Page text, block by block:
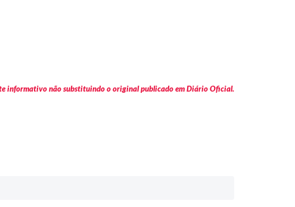
informativo não substituindo o original publicado em Diário Oficial.